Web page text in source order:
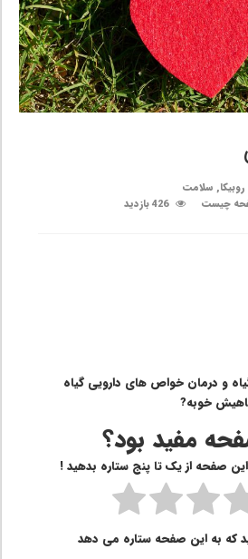
روبیکا, سلامت
چیست
426 بازدید
و درمان خواص های دارویی گیاه
خوبه?
مفید بود؟
این صفحه از یک تا پنج ستاره بدهید !
که به این صفحه ستاره می دهد